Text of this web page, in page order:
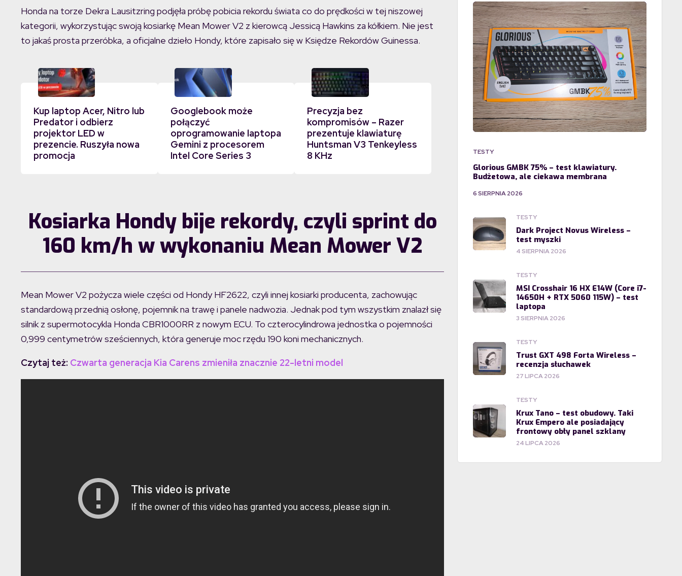
Honda na torze Dekra Lausitzring podjęła próbę pobicia rekordu świata co do prędkości w tej niszowej
kategorii, wykorzystując swoją kosiarkę Mean Mower V2 z kierowcą Jessicą Hawkins za kółkiem. Nie jest
to jakaś prosta przeróbka, a oficjalne dzieło Hondy, które zapisało się w Księdze Rekordów Guinessa.
Kup laptop Acer, Nitro lub
Predator i odbierz
projektor LED w
prezencie. Ruszyła nowa
promocja
Googlebook może
połączyć
oprogramowanie laptopa
Gemini z procesorem
Intel Core Series 3
Precyzja bez
kompromisów – Razer
prezentuje klawiaturę
Huntsman V3 Tenkeyless
8 KHz
Kosiarka Hondy bije rekordy, czyli sprint do
160 km/h w wykonaniu Mean Mower V2
Mean Mower V2 pożycza wiele części od Hondy HF2622, czyli innej kosiarki producenta, zachowując
standardową przednią osłonę, pojemnik na trawę i panele nadwozia. Jednak pod tym wszystkim znalazł się
silnik z supermotocykla Honda CBR1000RR z nowym ECU. To czterocylindrowa jednostka o pojemności
0,999 centymetrów sześciennych, która generuje moc rzędu 190 koni mechanicznych.
Czytaj też: Czwarta generacja Kia Carens zmieniła znacznie 22-letni model
TESTY
Glorious GMBK 75% – test klawiatury.
Budżetowa, ale ciekawa membrana
6 SIERPNIA 2026
TESTY
Dark Project Novus Wireless –
test myszki
4 SIERPNIA 2026
TESTY
MSI Crosshair 16 HX E14W (Core i7-
14650H + RTX 5060 115W) – test
laptopa
3 SIERPNIA 2026
TESTY
Trust GXT 498 Forta Wireless –
recenzja słuchawek
27 LIPCA 2026
TESTY
Krux Tano – test obudowy. Taki
Krux Empero ale posiadający
frontowy obły panel szklany
24 LIPCA 2026